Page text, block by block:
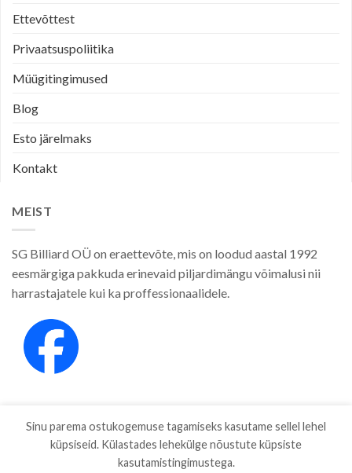
Ettevõttest
Privaatsuspoliitika
Müügitingimused
Blog
Esto järelmaks
Kontakt
MEIST
SG Billiard OÜ on eraettevõte, mis on loodud aastal 1992
eesmärgiga pakkuda erinevaid piljardimängu võimalusi nii
harrastajatele kui ka proffessionaalidele.
KAUBAMÄRGID ETTEVÕTTEST PRIVAATSUSPOLIITIKA
Sinu parema ostukogemuse tagamiseks kasutame sellel lehel
küpsiseid. Külastades lehekülge nõustute küpsiste
kasutamistingimustega.